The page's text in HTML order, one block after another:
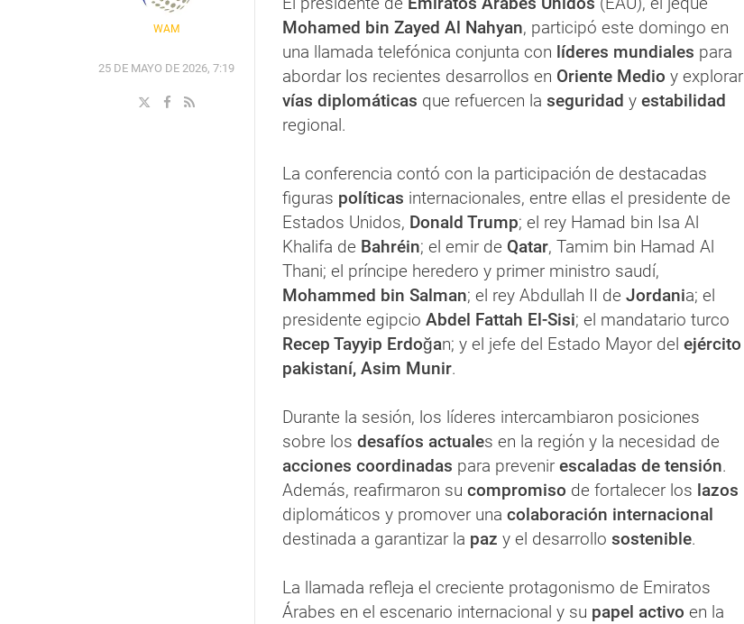
WAM
25 DE MAYO DE 2026, 7:19
Mohamed bin Zayed Al Nahyan, participó este domingo en
una llamada telefónica conjunta con líderes mundiales para
abordar los recientes desarrollos en Oriente Medio y explorar
vías diplomáticas que refuercen la seguridad y estabilidad
regional.
La conferencia contó con la participación de destacadas
figuras políticas internacionales, entre ellas el presidente de
Estados Unidos, Donald Trump; el rey Hamad bin Isa Al
Khalifa de Bahréin; el emir de Qatar, Tamim bin Hamad Al
Thani; el príncipe heredero y primer ministro saudí,
Mohammed bin Salman; el rey Abdullah II de Jordania; el
presidente egipcio Abdel Fattah El-Sisi; el mandatario turco
Recep Tayyip Erdoğan; y el jefe del Estado Mayor del ejército
pakistaní, Asim Munir.
Durante la sesión, los líderes intercambiaron posiciones
sobre los desafíos actuales en la región y la necesidad de
acciones coordinadas para prevenir escaladas de tensión.
Además, reafirmaron su compromiso de fortalecer los lazos
diplomáticos y promover una colaboración internacional
destinada a garantizar la paz y el desarrollo sostenible.
La llamada refleja el creciente protagonismo de Emiratos
Árabes en el escenario internacional y su papel activo en la